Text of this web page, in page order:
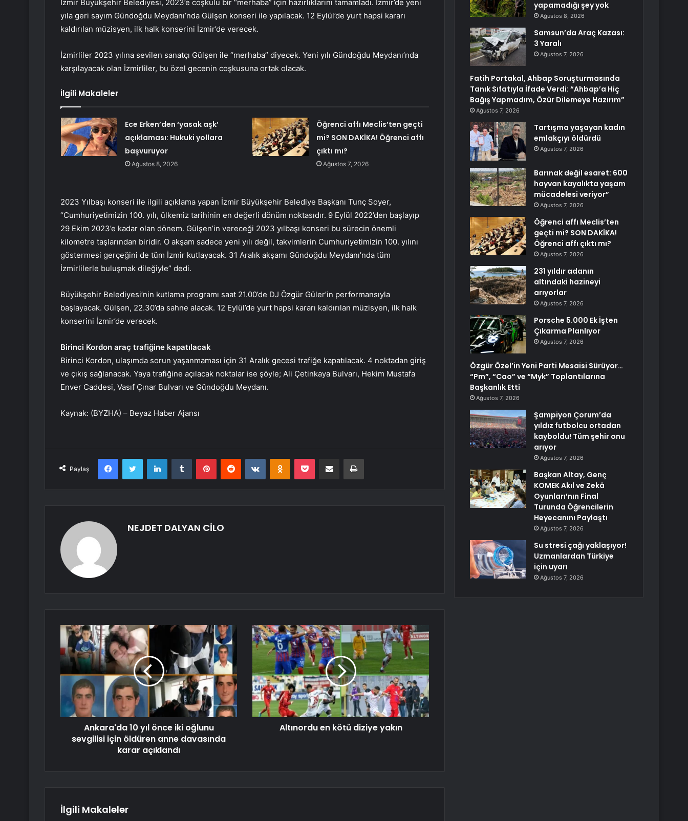
İzmir Büyükşehir Belediyesi, 2023’e coşkulu bir “merhaba” için hazırlıklarını tamamladı. İzmir’de yeni
yıla geri sayım Gündoğdu Meydanı’nda Gülşen konseri ile yapılacak. 12 Eylül’de yurt hapsi kararı
kaldırılan müzisyen, ilk halk konserini İzmir’de verecek.
İzmirliler 2023 yılına sevilen sanatçı Gülşen ile “merhaba” diyecek. Yeni yılı Gündoğdu Meydanı’nda
karşılayacak olan İzmirliler, bu özel gecenin coşkusuna ortak olacak.
İlgili Makaleler
Ece Erken’den ‘yasak aşk’
açıklaması: Hukuki yollara
başvuruyor
Ağustos 8, 2026
Öğrenci affı Meclis’ten geçti
mi? SON DAKİKA! Öğrenci affı
çıktı mı?
Ağustos 7, 2026
2023 Yılbaşı konseri ile ilgili açıklama yapan İzmir Büyükşehir Belediye Başkanı Tunç Soyer,
“Cumhuriyetimizin 100. yılı, ülkemiz tarihinin en değerli dönüm noktasıdır. 9 Eylül 2022’den başlayıp
29 Ekim 2023’e kadar olan dönem. Gülşen’in vereceği 2023 yılbaşı konseri bu sürecin önemli
kilometre taşlarından biridir. O akşam sadece yeni yılı değil, takvimlerin Cumhuriyetimizin 100. yılını
göstermesi gerçeğini de tüm İzmir kutlayacak. 31 Aralık akşamı Gündoğdu Meydanı’nda tüm
İzmirlilerle buluşmak dileğiyle” dedi.
Büyükşehir Belediyesi’nin kutlama programı saat 21.00’de DJ Özgür Güler’in performansıyla
başlayacak. Gülşen, 22.30’da sahne alacak. 12 Eylül’de yurt hapsi kararı kaldırılan müzisyen, ilk halk
konserini İzmir’de verecek.
Birinci Kordon araç trafiğine kapatılacak
Birinci Kordon, ulaşımda sorun yaşanmaması için 31 Aralık gecesi trafiğe kapatılacak. 4 noktadan giriş
ve çıkış sağlanacak. Yaya trafiğine açılacak noktalar ise şöyle; Ali Çetinkaya Bulvarı, Hekim Mustafa
Enver Caddesi, Vasıf Çınar Bulvarı ve Gündoğdu Meydanı.
Kaynak: (BYZHA) – Beyaz Haber Ajansı
Paylaş
FacebookTwitter LinkedInTumblr PinterestReddit VKontakteOdnoklassniki
Pocket E-Posta ile paylaş Yazdır
NEJDET DALYAN CİLO
Ankara'da 10 yıl önce iki oğlunu
sevgilisi için öldüren anne davasında
karar açıklandı
Altınordu en kötü diziye yakın
İlgili Makaleler
yapamadığı şey yok
Ağustos 8, 2026
Samsun’da Araç Kazası:
3 Yaralı
Ağustos 7, 2026
Fatih Portakal, Ahbap Soruşturmasında
Tanık Sıfatıyla İfade Verdi: “Ahbap’a Hiç
Bağış Yapmadım, Özür Dilemeye Hazırım”
Ağustos 7, 2026
Tartışma yaşayan kadın
emlakçıyı öldürdü
Ağustos 7, 2026
Barınak değil esaret: 600
hayvan kayalıkta yaşam
mücadelesi veriyor”
Ağustos 7, 2026
Öğrenci affı Meclis’ten
geçti mi? SON DAKİKA!
Öğrenci affı çıktı mı?
Ağustos 7, 2026
231 yıldır adanın
altındaki hazineyi
arıyorlar
Ağustos 7, 2026
Porsche 5.000 Ek İşten
Çıkarma Planlıyor
Ağustos 7, 2026
Özgür Özel’in Yeni Parti Mesaisi Sürüyor…
“Pm”, “Cao” ve “Myk” Toplantılarına
Başkanlık Etti
Ağustos 7, 2026
Şampiyon Çorum’da
yıldız futbolcu ortadan
kayboldu! Tüm şehir onu
arıyor
Ağustos 7, 2026
Başkan Altay, Genç
KOMEK Akıl ve Zekâ
Oyunları’nın Final
Turunda Öğrencilerin
Heyecanını Paylaştı
Ağustos 7, 2026
Su stresi çağı yaklaşıyor!
Uzmanlardan Türkiye
için uyarı
Ağustos 7, 2026